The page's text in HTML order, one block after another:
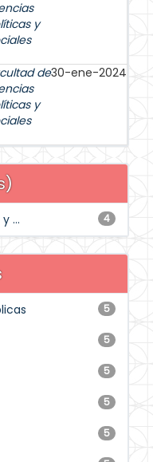
y
de
y
30-ene-2024
4
...
5
5
5
5
5